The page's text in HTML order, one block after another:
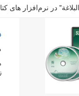
در نرم‌افزار های
متن